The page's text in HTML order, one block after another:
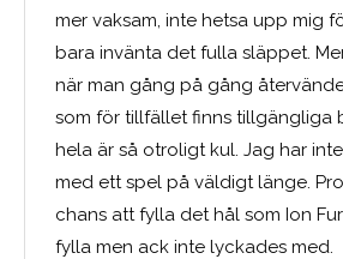
mer vaksam, inte hetsa upp mig
bara invänta det fulla släppet.
när man gång på gång
som för tillfället finns tillgängliga
hela är så otroligt kul. Jag har
med ett spel på väldigt länge.
chans att fylla det hål som Ion
fylla men ack inte lyckades med.